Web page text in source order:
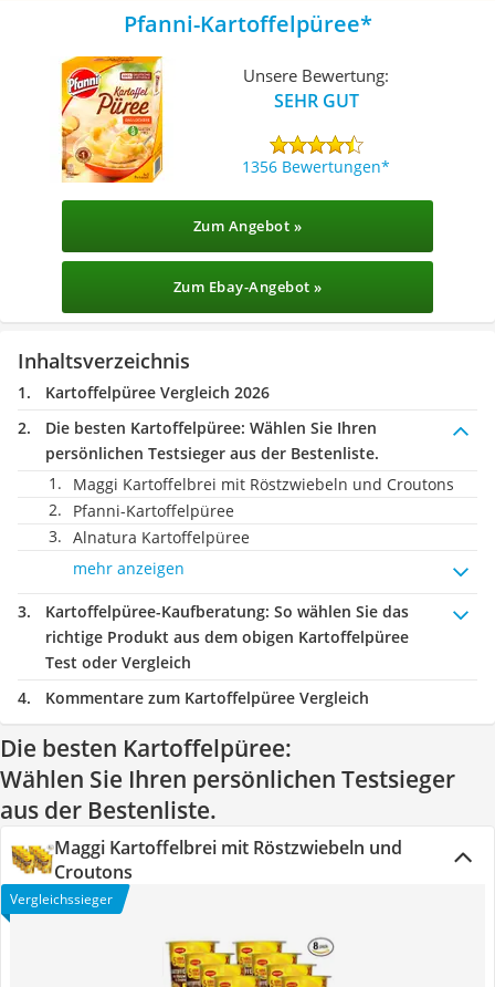
Pfanni-Kartoffelpüree
Unsere Bewertung:
SEHR GUT
1356 Bewertungen
Zum Angebot »
Zum Ebay-Angebot »
Inhaltsverzeichnis
Kartoffelpüree Vergleich 2026
Die besten Kartoffelpüree: Wählen Sie Ihren
persönlichen Testsieger aus der Bestenliste.
Maggi Kartoffelbrei mit Röstzwiebeln und Croutons
Pfanni-Kartoffelpüree
Alnatura Kartoffelpüree
mehr anzeigen
Kartoffelpüree-Kaufberatung: So wählen Sie das
richtige Produkt aus dem obigen Kartoffelpüree
Test oder Vergleich
Kommentare zum Kartoffelpüree Vergleich
Die besten Kartoffelpüree:
Wählen Sie Ihren persönlichen Testsieger
aus der Bestenliste.
Maggi Kartoffelbrei mit Röstzwiebeln und
Croutons
Vergleichssieger